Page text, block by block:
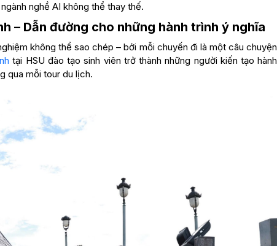
nghề AI không thể thay thế.
– Dẫn đường cho những hành trình ý nghĩa
không thể sao chép – bởi mỗi chuyến đi là một câu chuyện
tại HSU đào tạo sinh viên trở thành những người kiến tạo hành
qua mỗi tour du lịch.